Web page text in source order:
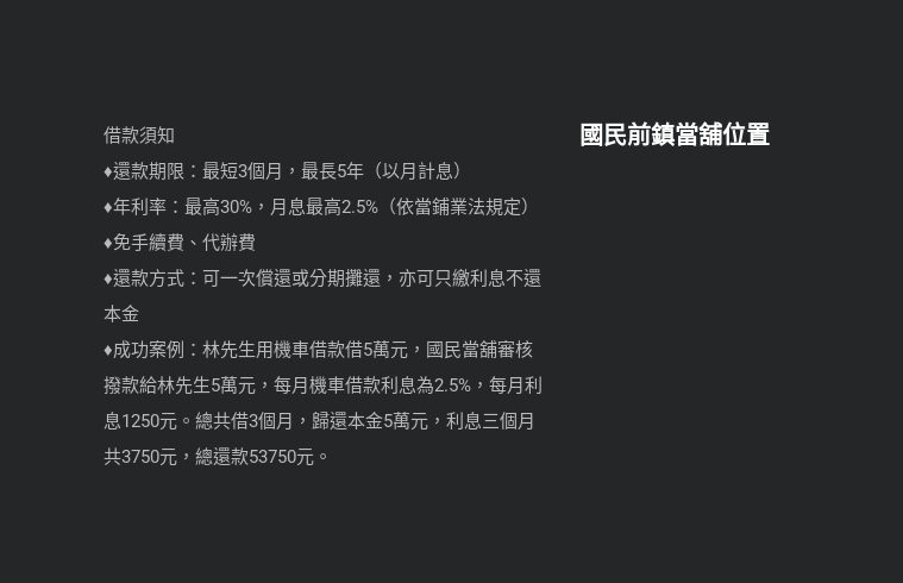
借款須知
♦還款期限：最短3個月，最長5年（以月計息）
♦年利率：最高30%，月息最高2.5%（依當鋪業法規定）
♦免手續費、代辦費
♦還款方式：可一次償還或分期攤還，亦可只繳利息不還
本金
♦成功案例：林先生用機車借款借5萬元，國民當舖審核
撥款給林先生5萬元，每月機車借款利息為2.5%，每月利
息1250元。總共借3個月，歸還本金5萬元，利息三個月
共3750元，總還款53750元。
國民前鎮當舖位置